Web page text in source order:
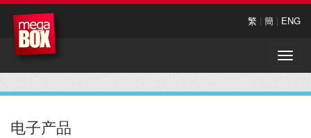
繁 | 簡 | ENG
Toggle
电子产品